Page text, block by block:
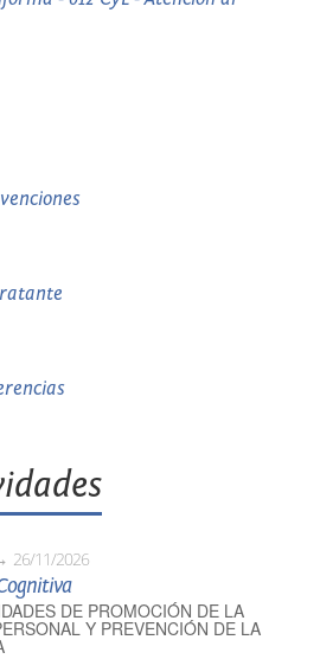
26/11/2026
DE PROMOCIÓN DE LA
Y PREVENCIÓN DE LA